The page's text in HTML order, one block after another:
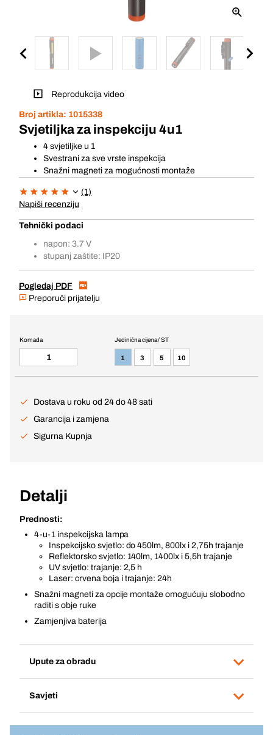
Reprodukcija video
Broj artikla: 1015338
Svjetiljka za inspekciju 4u1
4 svjetiljke u 1
Svestrani za sve vrste inspekcija
Snažni magneti za mogućnosti montaže
(1)
Napiši recenziju
Tehnički podaci
napon: 3.7 V
stupanj zaštite: IP20
Pogledaj PDF
Preporuči prijatelju
Jedinična cijena / ST
1 3 5 10
Komada
Dostava u roku od 24 do 48 sati
Garancija i zamjena
Sigurna Kupnja
Detalji
Prednosti:
4-u-1 inspekcijska lampa
Inspekcijsko svjetlo: do 450lm, 800lx i 2,75h trajanje
Reflektorsko svjetlo: 140lm, 1400lx i 5,5h trajanje
UV svjetlo: trajanje: 2,5 h
Laser: crvena boja i trajanje: 24h
Snažni magneti za opcije montaže omogućuju slobodno
raditi s obje ruke
Zamjenjiva baterija
Upute za obradu
Savjeti